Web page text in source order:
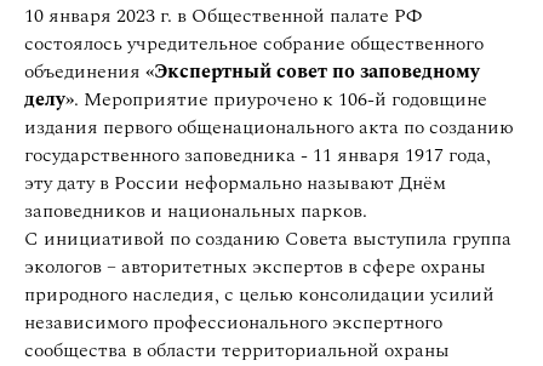
10 января 2023 г. в Общественной палате РФ
состоялось учредительное собрание общественного
объединения «Экспертный совет по заповедному
делу». Мероприятие приурочено к 106-й годовщине
издания первого общенационального акта по созданию
государственного заповедника - 11 января 1917 года,
эту дату в России неформально называют Днём
заповедников и национальных парков.
С инициативой по созданию Совета выступила группа
экологов – авторитетных экспертов в сфере охраны
природного наследия, с целью консолидации усилий
независимого профессионального экспертного
сообщества в области территориальной охраны